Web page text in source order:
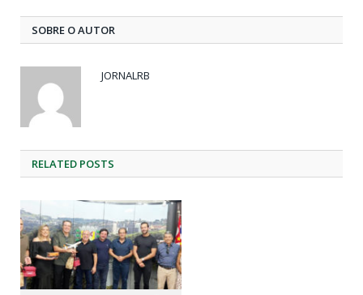
SOBRE O AUTOR
JORNALRB
RELATED POSTS